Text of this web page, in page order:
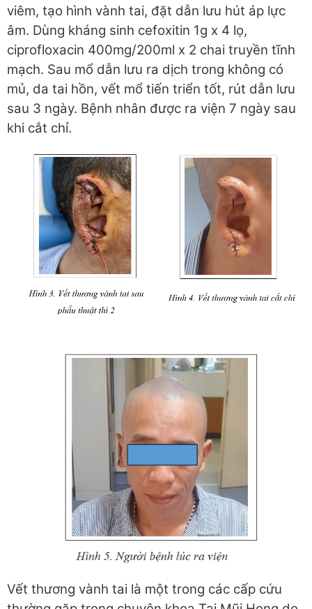
viêm, tạo hình vành tai, đặt dẫn lưu hút áp lực
âm. Dùng kháng sinh cefoxitin 1g x 4 lọ,
ciprofloxacin 400mg/200ml x 2 chai truyền tĩnh
mạch. Sau mổ dẫn lưu ra dịch trong không có
mủ, da tai hồn, vết mổ tiến triển tốt, rút dẫn lưu
sau 3 ngày. Bệnh nhân được ra viện 7 ngày sau
khi cắt chỉ.
Vết thương vành tai là một trong các cấp cứu